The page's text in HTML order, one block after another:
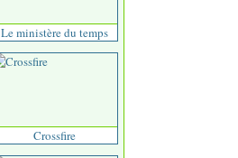
Le ministère du temps
Crossfire